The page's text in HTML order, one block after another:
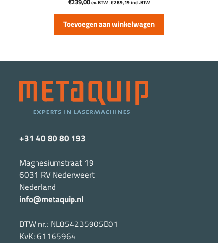
ex.BTW | €289,19incl.BTW
Toevoegen aan winkelwagen
+31 40 80 80 193
Magnesiumstraat 19
6031 RV Nederweert
Nederland
info@metaquip.nl
BTW nr.: NL854235905B01
KvK: 61165964